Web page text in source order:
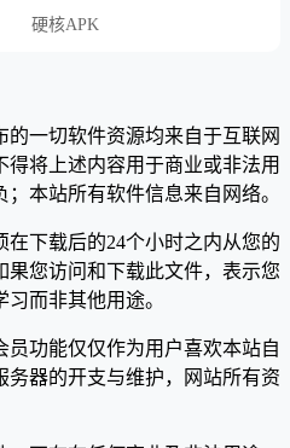
硬核APK
一切软件资源均来自于互联网
将上述内容用于商业或非法用
本站所有软件信息来自网络。
下载后的24个小时之内从您的
果您访问和下载此文件，表示您
而非其他用途。
功能仅仅作为用户喜欢本站自
务器的开支与维护，网站所有资